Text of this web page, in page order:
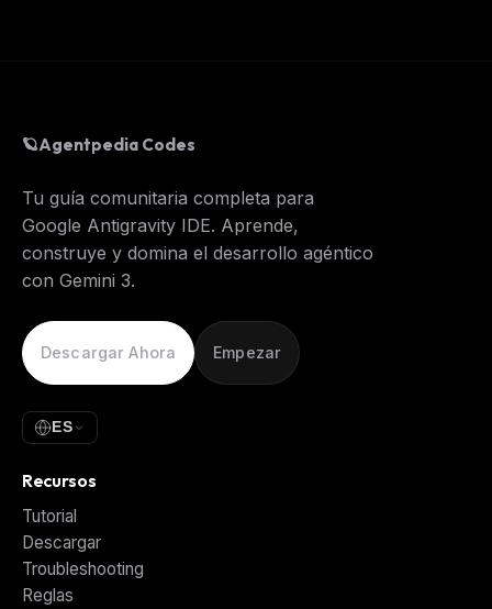
🪐Agentpedia Codes
Tu guía comunitaria completa para
Google Antigravity IDE. Aprende,
construye y domina el desarrollo agéntico
con Gemini 3.
Descargar Ahora Empezar
ES
Recursos
Tutorial
Descargar
Troubleshooting
Reglas